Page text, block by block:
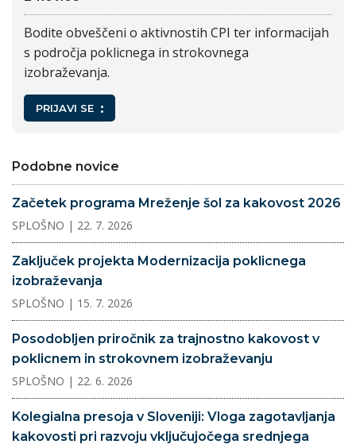
Bodite obveščeni o aktivnostih CPI ter informacijah
s področja poklicnega in strokovnega
izobraževanja.
PRIJAVI SE
Podobne novice
Začetek programa Mreženje šol za kakovost 2026
SPLOŠNO | 22. 7. 2026
Zaključek projekta Modernizacija poklicnega
izobraževanja
SPLOŠNO | 15. 7. 2026
Posodobljen priročnik za trajnostno kakovost v
poklicnem in strokovnem izobraževanju
SPLOŠNO | 22. 6. 2026
Kolegialna presoja v Sloveniji: Vloga zagotavljanja
kakovosti pri razvoju vključujočega srednjega